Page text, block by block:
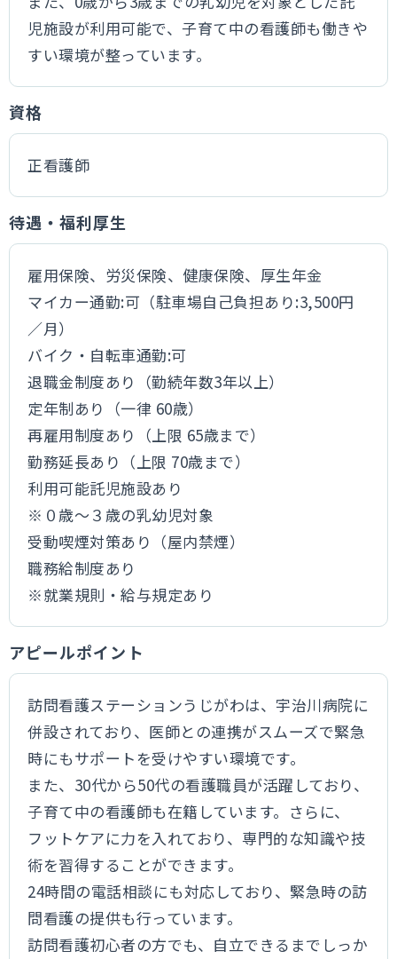
児施設が利用可能で、子育て中の看護師も働きや
すい環境が整っています。
資格
正看護師
待遇・福利厚生
雇用保険、労災保険、健康保険、厚生年金
マイカー通勤:可（駐車場自己負担あり:3,500円
／月）
バイク・自転車通勤:可
退職金制度あり（勤続年数3年以上）
定年制あり（一律 60歳）
再雇用制度あり（上限 65歳まで）
勤務延長あり（上限 70歳まで）
利用可能託児施設あり
※０歳～３歳の乳幼児対象
受動喫煙対策あり（屋内禁煙）
職務給制度あり
※就業規則・給与規定あり
アピールポイント
訪問看護ステーションうじがわは、宇治川病院に
併設されており、医師との連携がスムーズで緊急
時にもサポートを受けやすい環境です。
また、30代から50代の看護職員が活躍しており、
子育て中の看護師も在籍しています。さらに、
フットケアに力を入れており、専門的な知識や技
術を習得することができます。
24時間の電話相談にも対応しており、緊急時の訪
問看護の提供も行っています。
訪問看護初心者の方でも、自立できるまでしっか